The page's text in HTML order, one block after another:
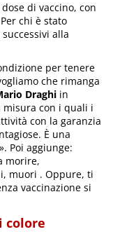
di vaccino, con
chi è stato
alla
per tenere
che rimanga
Draghi in
misura con i quali i
con la garanzia
È una
Poi aggiunge:
morire,
muori . Oppure, ti
vaccinazione si
colore